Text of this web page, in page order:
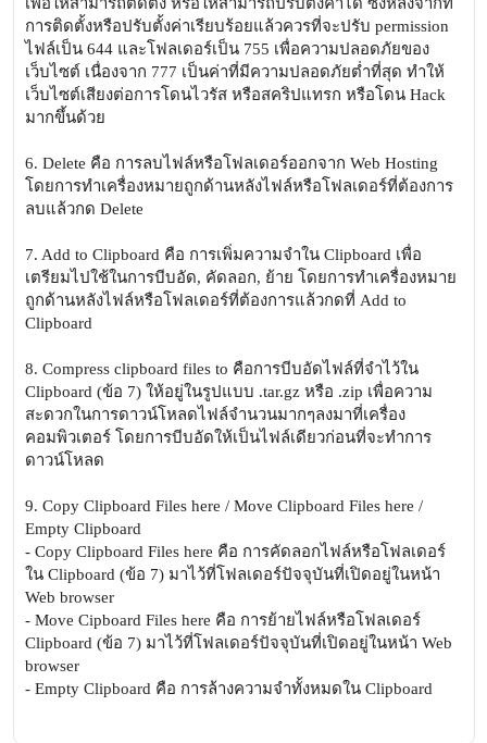
การติดตั้งหรือปรับตั้งค่าเรียบร้อยแล้วควรที่จะปรับ permission
ไฟล์เป็น 644 และโฟลเดอร์เป็น 755 เพื่อความปลอดภัยของ
เว็บไซต์ เนื่องจาก 777 เป็นค่าที่มีความปลอดภัยต่ำที่สุด ทำให้
เว็บไซต์เสียงต่อการโดนไวรัส หรือสคริปแทรก หรือโดน Hack
มากขึ้นด้วย
6. Delete คือ การลบไฟล์หรือโฟลเดอร์ออกจาก Web Hosting
โดยการทำเครื่องหมายถูกด้านหลังไฟล์หรือโฟลเดอร์ที่ต้องการ
ลบแล้วกด Delete
7. Add to Clipboard คือ การเพิ่มความจำใน Clipboard เพื่อ
เตรียมไปใช้ในการบีบอัด, คัดลอก, ย้าย โดยการทำเครื่องหมาย
ถูกด้านหลังไฟล์หรือโฟลเดอร์ที่ต้องการแล้วกดที่ Add to
Clipboard
8. Compress clipboard files to คือการบีบอัดไฟล์ที่จำไว้ใน
Clipboard (ข้อ 7) ให้อยู่ในรูปแบบ .tar.gz หรือ .zip เพื่อความ
สะดวกในการดาวน์โหลดไฟล์จำนวนมากๆลงมาที่เครื่อง
คอมพิวเตอร์ โดยการบีบอัดให้เป็นไฟล์เดียวก่อนที่จะทำการ
ดาวน์โหลด
9. Copy Clipboard Files here / Move Clipboard Files here /
Empty Clipboard
- Copy Clipboard Files here คือ การคัดลอกไฟล์หรือโฟลเดอร์
ใน Clipboard (ข้อ 7) มาไว้ที่โฟลเดอร์ปัจจุบันที่เปิดอยู่ในหน้า
Web browser
- Move Cipboard Files here คือ การย้ายไฟล์หรือโฟลเดอร์
Clipboard (ข้อ 7) มาไว้ที่โฟลเดอร์ปัจจุบันที่เปิดอยู่ในหน้า Web
browser
- Empty Clipboard คือ การล้างความจำทั้งหมดใน Clipboard